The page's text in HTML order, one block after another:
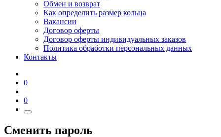
Обмен и возврат
Как определить размер кольца
Вакансии
Договор оферты
Договор оферты индивидуальных заказов
Политика обработки персональных данных
Контакты
0
0
Сменить пароль